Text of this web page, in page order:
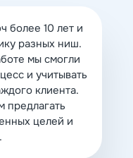
более 10 лет и
разных ниш.
мы смогли
и учитывать
клиента.
предлагать
целей и